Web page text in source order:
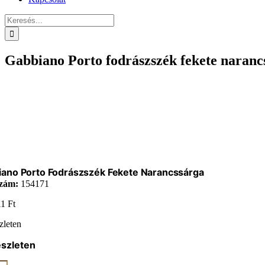
Keresés...
Gabbiano Porto fodrászszék fekete
Porto Fodrászszék Fekete Narancssárga
154171
Ft